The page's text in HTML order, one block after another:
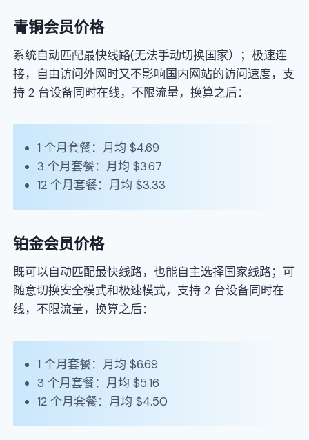
青铜会员价格
系统自动匹配最快线路(无法手动切换国家）；极速连
接，自由访问外网时又不影响国内网站的访问速度，支
持 2 台设备同时在线，不限流量，换算之后：
1 个月套餐：月均 $4.69
3 个月套餐：月均 $3.67
12 个月套餐：月均 $3.33
铂金会员价格
既可以自动匹配最快线路，也能自主选择国家线路；可
随意切换安全模式和极速模式，支持 2 台设备同时在
线，不限流量，换算之后：
1 个月套餐：月均 $6.69
3 个月套餐：月均 $5.16
12 个月套餐：月均 $4.50